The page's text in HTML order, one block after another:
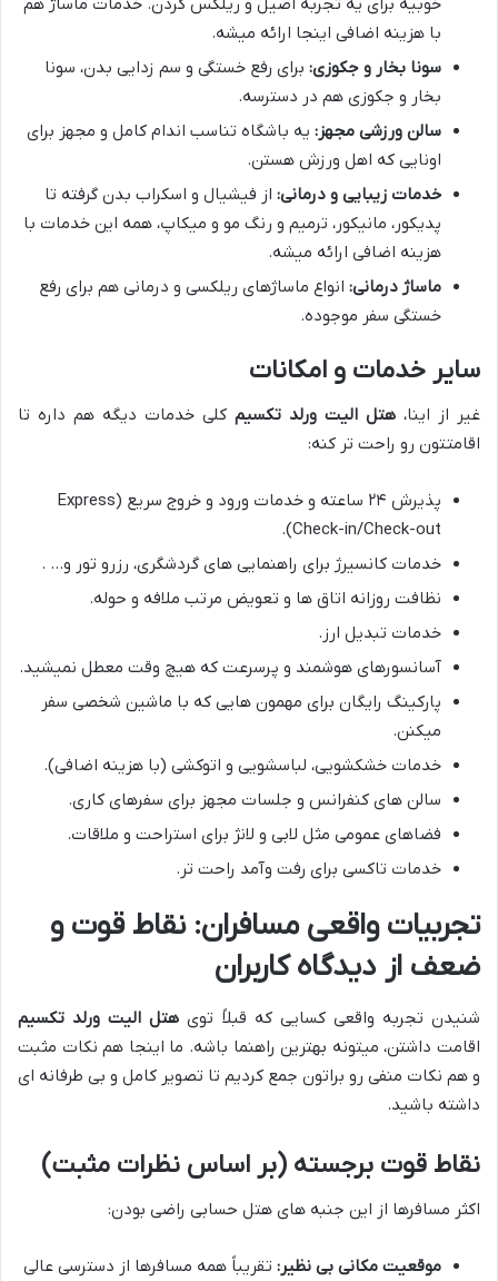
با هزینه اضافی اینجا ارائه میشه.
سونا بخار و جکوزی: برای رفع خستگی و سم زدایی بدن، سونا
بخار و جکوزی هم در دسترسه.
سالن ورزشی مجهز: یه باشگاه تناسب اندام کامل و مجهز برای
اونایی که اهل ورزش هستن.
خدمات زیبایی و درمانی: از فیشیال و اسکراب بدن گرفته تا
پدیکور، مانیکور، ترمیم و رنگ مو و میکاپ، همه این خدمات با
هزینه اضافی ارائه میشه.
ماساژ درمانی: انواع ماساژهای ریلکسی و درمانی هم برای رفع
خستگی سفر موجوده.
سایر خدمات و امکانات
غیر از اینا، هتل الیت ورلد تکسیم کلی خدمات دیگه هم داره تا
اقامتتون رو راحت تر کنه:
پذیرش ۲۴ ساعته و خدمات ورود و خروج سریع (Express
Check-in/Check-out).
خدمات کانسیرژ برای راهنمایی های گردشگری، رزرو تور و… .
نظافت روزانه اتاق ها و تعویض مرتب ملافه و حوله.
خدمات تبدیل ارز.
آسانسورهای هوشمند و پرسرعت که هیچ وقت معطل نمیشید.
پارکینگ رایگان برای مهمون هایی که با ماشین شخصی سفر
میکنن.
خدمات خشکشویی، لباسشویی و اتوکشی (با هزینه اضافی).
سالن های کنفرانس و جلسات مجهز برای سفرهای کاری.
فضاهای عمومی مثل لابی و لانژ برای استراحت و ملاقات.
خدمات تاکسی برای رفت وآمد راحت تر.
تجربیات واقعی مسافران: نقاط قوت و
ضعف از دیدگاه کاربران
شنیدن تجربه واقعی کسایی که قبلاً توی هتل الیت ورلد تکسیم
اقامت داشتن، میتونه بهترین راهنما باشه. ما اینجا هم نکات مثبت
و هم نکات منفی رو براتون جمع کردیم تا تصویر کامل و بی طرفانه ای
داشته باشید.
نقاط قوت برجسته (بر اساس نظرات مثبت)
اکثر مسافرها از این جنبه های هتل حسابی راضی بودن:
موقعیت مکانی بی نظیر: تقریباً همه مسافرها از دسترسی عالی